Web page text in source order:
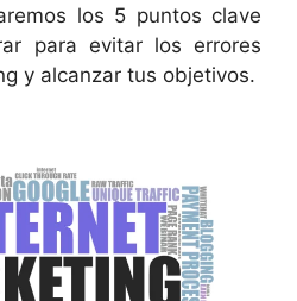
los 5 puntos clave
para evitar los errores
y alcanzar tus objetivos.